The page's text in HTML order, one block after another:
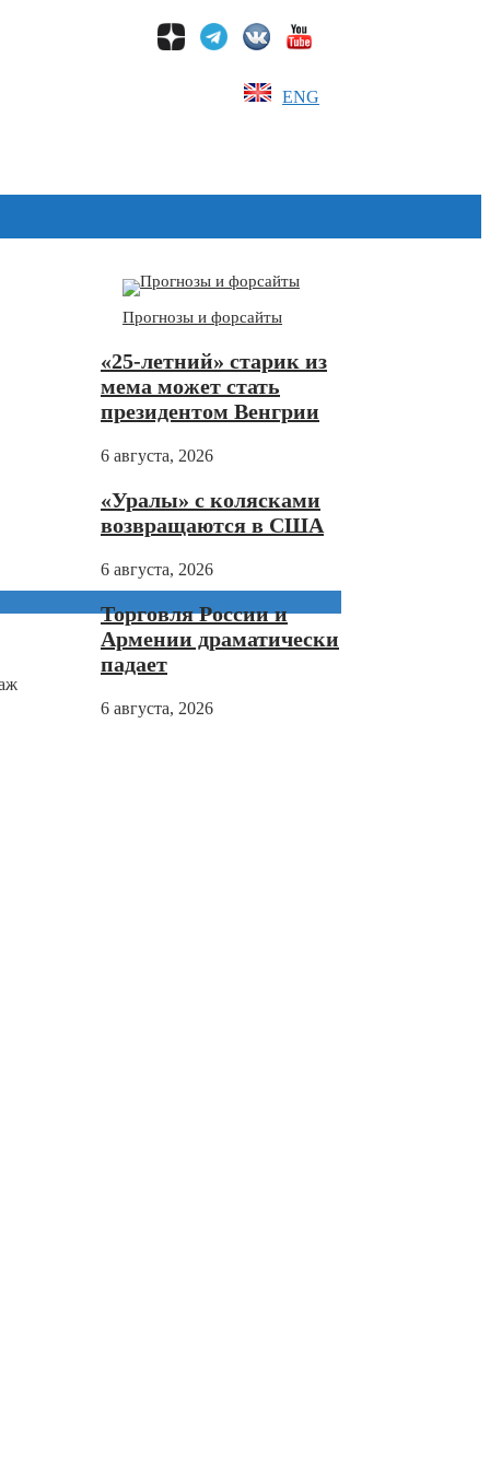
ENG
Прогнозы и форсайты
«25-летний» старик из
мема может стать
президентом Венгрии
6 августа, 2026
«Уралы» с колясками
возвращаются в США
6 августа, 2026
Торговля России и
Армении драматически
падает
6 августа, 2026